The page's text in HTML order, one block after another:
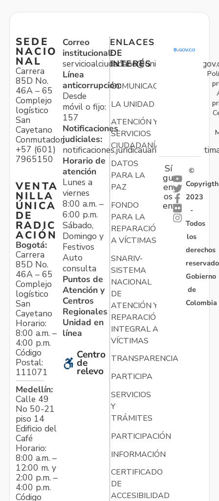
SEDE
NACIO
NAL
Carrera
85D No.
46A – 65
Complejo
logístico
San
Cayetano
Conmutador:
+57 (601)
7965150
VENTA
NILLA
ÚNICA
DE
RADIC
ACIÓN
Bogotá:
Carrera
85D No.
46A – 65
Complejo
logístico
San
Cayetano
Horario:
8:00 a.m. –
4:00 p.m.
Código
Postal:
111071
Medellín:
Calle 49
No 50-21
piso 14
Edificio del
Café
Horario:
8:00 a.m. –
12:00 m. y
2:00 p.m. –
4:00 p.m.
Código
Correo
institucional:
Línea
anticorrupción:
Desde
móvil o fijo:
157
Notificaciones
judiciales:
Horario de
atención
Lunes a
viernes
8:00 a.m. –
6:00 p.m.
Sábado,
Domingo y
Festivos
Auto
consulta
Puntos de
Atención y
Centros
Regionales
Unidad en
línea
Centro
de
relevo
ENLACES
DE
INTERÉS
COMUNICACIONES
LA UNIDAD
ATENCIÓN Y
SERVICIOS
CIUDADANÍA
DATOS
PARA LA
PAZ
FONDO
PARA LA
REPARACIÓN
A VÍCTIMAS
SNARIV-
SISTEMA
NACIONAL
DE
ATENCIÓN Y
REPARACIÓN
INTEGRAL A
VÍCTIMAS
TRANSPARENCIA
PARTICIPA
SERVICIOS
Y
TRÁMITES
PARTICIPACIÓN
INFORMACIÓN
CERTIFICADO
DE
ACCESIBILIDAD
Sí
gu
en
os
en:
©
Copyrigth
2023
-
Todos
los
derechos
Gobierno
de
Colombia